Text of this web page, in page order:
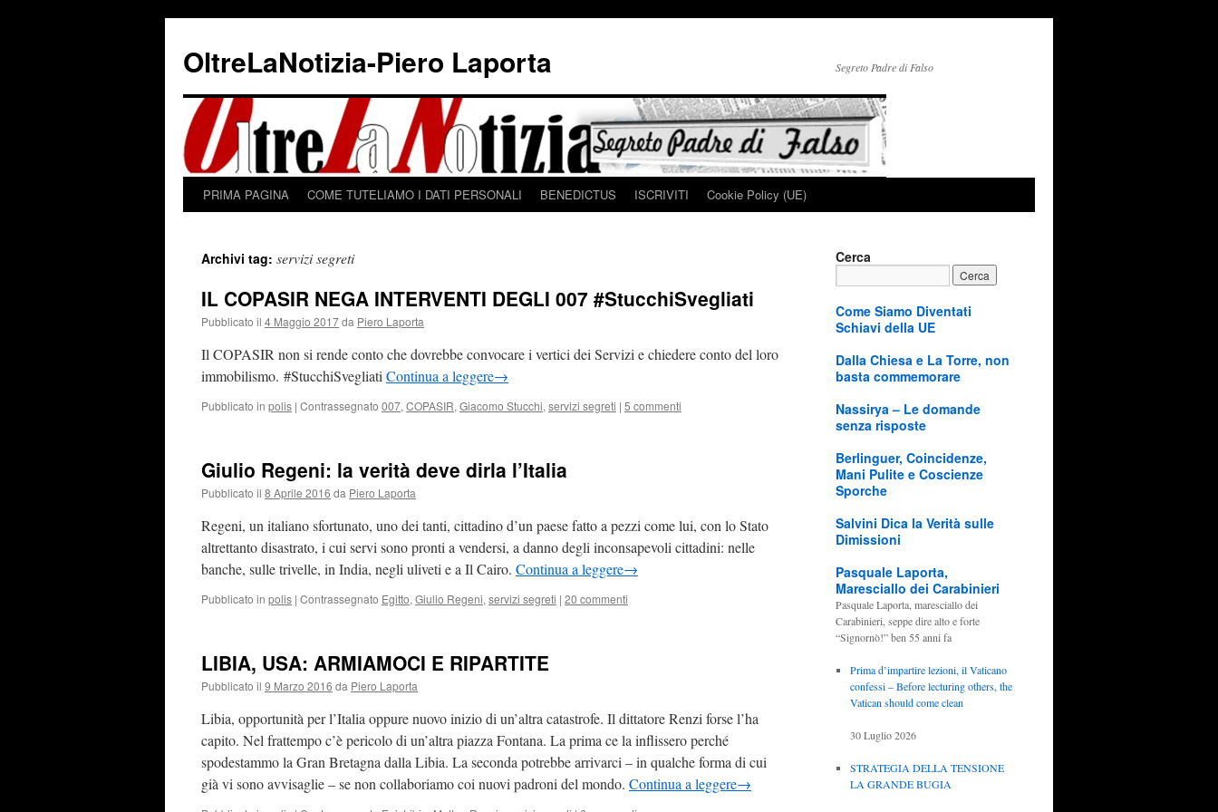
contenuto
OltreLaNotizia-Piero Laporta Segreto Padre di Falso
PRIMA PAGINA COME TUTELIAMO I DATI PERSONALI BENEDICTUS ISCRIVITI Cookie Policy (UE)
Archivi tag: servizi segreti
IL COPASIR NEGA INTERVENTI DEGLI 007 #StucchiSvegliati
Pubblicato il 4 Maggio 2017da Piero Laporta
Il COPASIR non si rende conto che dovrebbe convocare i vertici dei Servizi e chiedere conto del loro
immobilismo. #StucchiSvegliati Continua a leggere→
Pubblicato in polis | Contrassegnato 007, COPASIR, Giacomo Stucchi, servizi segreti | 5 commenti
Giulio Regeni: la verità deve dirla l’Italia
Pubblicato il 8 Aprile 2016 da Piero Laporta
Regeni, un italiano sfortunato, uno dei tanti, cittadino d’un paese fatto a pezzi come lui, con lo Stato
altrettanto disastrato, i cui servi sono pronti a vendersi, a danno degli inconsapevoli cittadini: nelle
banche, sulle trivelle, in India, negli uliveti e a Il Cairo. Continua a leggere→
Pubblicato in polis | Contrassegnato Egitto, Giulio Regeni, servizi segreti | 20 commenti
LIBIA, USA: ARMIAMOCI E RIPARTITE
Pubblicato il 9 Marzo 2016 da Piero Laporta
Libia, opportunità per l’Italia oppure nuovo inizio di un’altra catastrofe. Il dittatore Renzi forse l’ha
capito. Nel frattempo c’è pericolo di un’altra piazza Fontana. La prima ce la inflissero perché
spodestammo la Gran Bretagna dalla Libia. La seconda potrebbe arrivarci – in qualche forma di cui
già vi sono avvisaglie – se non collaboriamo coi nuovi padroni del mondo. Continua a leggere→
Cerca
Come Siamo Diventati
Schiavi della UE
Dalla Chiesa e La Torre, non
basta commemorare
Nassirya – Le domande
senza risposte
Berlinguer, Coincidenze,
Mani Pulite e Coscienze
Sporche
Salvini Dica la Verità sulle
Dimissioni
Pasquale Laporta,
Maresciallo dei Carabinieri
Pasquale Laporta, maresciallo dei
Carabinieri, seppe dire alto e forte
“Signornò!” ben 55 anni fa
Prima d’impartire lezioni, il Vaticano
confessi – Before lecturing others, the
Vatican should come clean
30 Luglio 2026
STRATEGIA DELLA TENSIONE
LA GRANDE BUGIA